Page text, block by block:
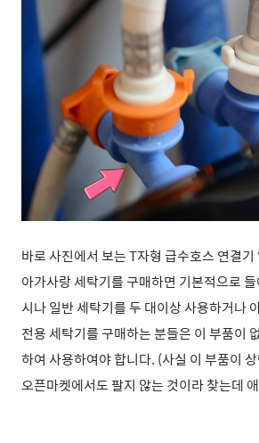
바로 사진에서 보는 T자형 급수호스 연결
아가사랑 세탁기를 구매하면 기본적으로
시나 일반 세탁기를 두 대이상 사용하거나
전용 세탁기를 구매하는 분들은 이 부품이
하여 사용하여야 합니다. (사실 이 부품이
오픈마켓에서도 팔지 않는 것이라 찾는데